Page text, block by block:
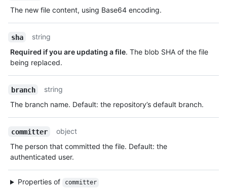
The new file content, using Base64 encoding.
sha
string
Required if you are updating a file. The blob SHA of the file
being replaced.
branch
string
The branch name. Default: the repository’s default branch.
committer
object
The person that committed the file. Default: the
authenticated user.
Properties of committer